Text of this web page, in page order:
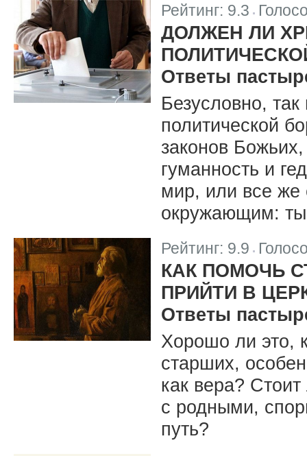
Рейтинг: 9.3
ДОЛЖЕН ЛИ
Ответы
Безусловно,
политической
законов
гуманность и
мир, или все же
окружающим:
Рейтинг: 9.9
КАК ПОМОЧЬ
ПРИЙТИ В
Ответы
Хорошо ли это,
старших,
как вера?
с родными,
путь?